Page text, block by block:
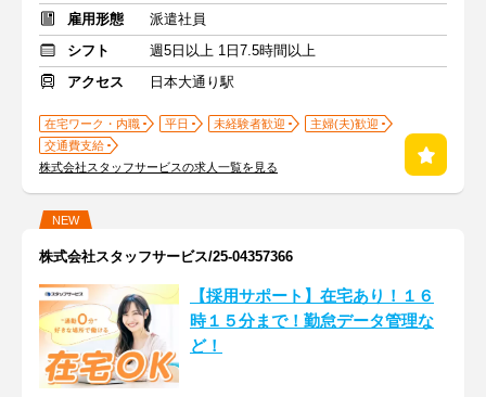
雇用形態
派遣社員
シフト
週5日以上 1日7.5時間以上
アクセス
日本大通り駅
在宅ワーク・内職 平日 未経験者歓迎
主婦(夫)歓迎
交通費支給
株式会社スタッフサービスの求人一覧を見る
NEW
株式会社スタッフサービス/25-04357366
【採用サポート】在宅あり！１６
時１５分まで！勤怠データ管理な
ど！